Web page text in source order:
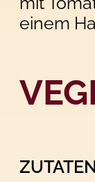
einem